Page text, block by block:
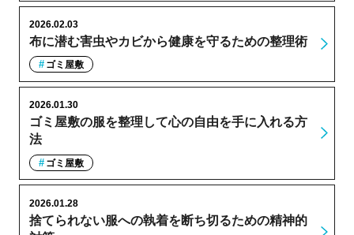
布に潜む害虫やカビから健康を守るための整理術
2026.02.03
ゴミ屋敷
ゴミ屋敷の服を整理して心の自由を手に入れる方
法
2026.01.30
ゴミ屋敷
捨てられない服への執着を断ち切るための精神的
2026.01.28